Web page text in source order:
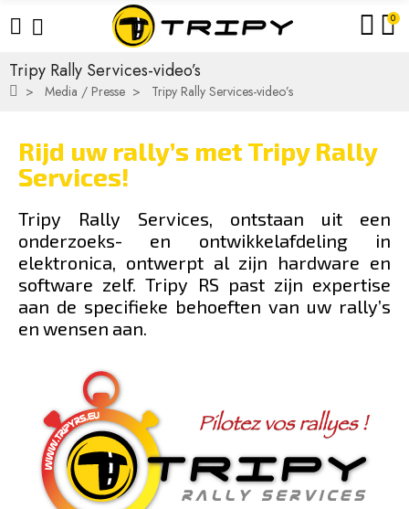
0
Tripy Rally Services-video’s
Media / Presse Tripy Rally Services-video’s
Rijd uw rally’s met Tripy Rally
Services!
Tripy Rally Services, ontstaan uit een
onderzoeks- en ontwikkelafdeling in
elektronica, ontwerpt al zijn hardware en
software zelf. Tripy RS past zijn expertise
aan de specifieke behoeften van uw rally’s
en wensen aan.